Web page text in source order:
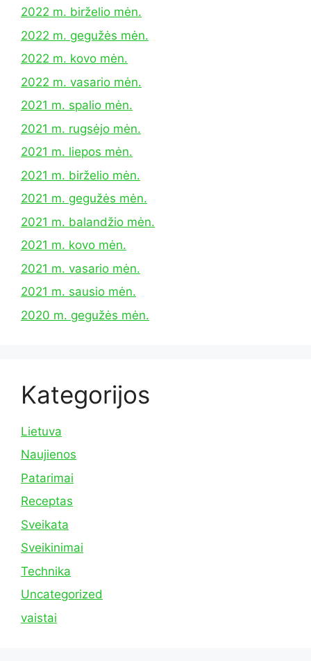
2022 m. birželio mėn.
2022 m. gegužės mėn.
2022 m. kovo mėn.
2022 m. vasario mėn.
2021 m. spalio mėn.
2021 m. rugsėjo mėn.
2021 m. liepos mėn.
2021 m. birželio mėn.
2021 m. gegužės mėn.
2021 m. balandžio mėn.
2021 m. kovo mėn.
2021 m. vasario mėn.
2021 m. sausio mėn.
2020 m. gegužės mėn.
Kategorijos
Lietuva
Naujienos
Patarimai
Receptas
Sveikata
Sveikinimai
Technika
Uncategorized
vaistai